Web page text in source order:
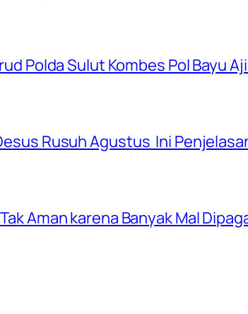
Polda Sulut Kombes Pol Bayu
Rusuh Agustus Ini
Aman karena Banyak Mal